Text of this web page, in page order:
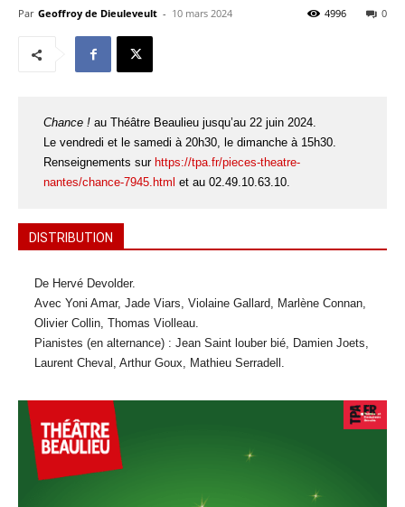
Par Geoffroy de Dieuleveult - 10 mars 2024 0
4996
Chance ! au Théâtre Beaulieu jusqu’au 22 juin 2024.
Le vendredi et le samedi à 20h30, le dimanche à 15h30.
Renseignements sur https://tpa.fr/pieces-theatre-
nantes/chance-7945.html et au 02.49.10.63.10.
DISTRIBUTION
De Hervé Devolder.
Avec Yoni Amar, Jade Viars, Violaine Gallard, Marlène Connan,
Olivier Collin, Thomas Violleau.
Pianistes (en alternance) : Jean Saint louber bié, Damien Joets,
Laurent Cheval, Arthur Goux, Mathieu Serradell.